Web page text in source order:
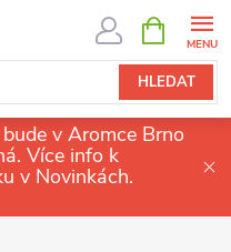
HLEDAT
NÁKUPNÍ
KOŠÍK
v Aromce Brno
Více info k
v Novinkách.